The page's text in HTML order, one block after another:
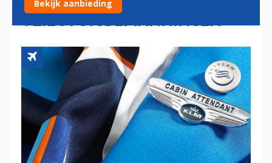
VLIEGTUIGBEMANNINGEN
Bekijk aanbieding